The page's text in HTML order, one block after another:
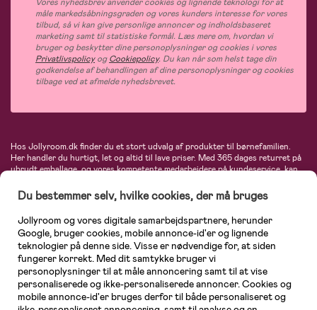
måle markedsåbningsgraden og vores kunders interesse for vores
tilbud, så vi kan give personlige annoncer og indholdsbaseret
marketing samt til statistiske formål. Læs mere om, hvordan vi
bruger og beskytter dine personoplysninger og cookies i vores
PrivatlivspolicyogCookiepolicy. Du kan når som helst tage din
godkendelse af behandlingen af dine personoplysninger og cookies
tilbage ved at afmelde nyhedsbrevet.
Hos Jollyroom.dk finder du et stort udvalg af produkter til børnefamilien.
Her handler du hurtigt, let og altid til lave priser. Med 365 dages returret på
ubrudt emballage, og vores kompetente medarbejdere på kundeservice, kan
barnevogne, autostole, børne- og babytøj, produkter til gravide og ammende
mødre, indretning og inspiration, legetøj, babyudstyr og meget mere. Vi
tilbyder produkter fra velkendte varemærker som Britax, Maxi-Cosi, Baby
Jogger, BabyBjörn, Didriksons, KidKraft, Ergobaby, Phillips Avent, Neonate,
Cybex, LEGO og mange flere. Kort sagt - et kæmpe sortiment venter på dig!
Du bestemmer selv, hvilke cookies, der må bruges
Jollyroom og vores digitale samarbejdspartnere, herunder
Google, bruger cookies, mobile annonce-id'er og lignende
teknologier på denne side. Visse er nødvendige for, at siden
fungerer korrekt. Med dit samtykke bruger vi
personoplysninger til at måle annoncering samt til at vise
personaliserede og ikke-personaliserede annoncer. Cookies og
mobile annonce-id'er bruges derfor til både personaliseret og